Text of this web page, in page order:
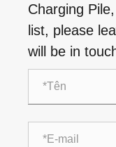
Charging
list, please
will be in